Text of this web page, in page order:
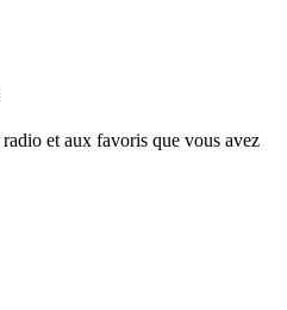
et aux favoris que vous avez